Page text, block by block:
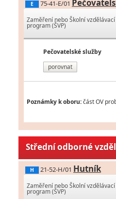
E 75-41-E/01
Zaměření nebo Školní vzdělávací
program (ŠVP)
Pečovatelské služby
porovnat
Poznámky k oboru:část OV
Střední odborné
H 21-52-H/01 Hutník
Zaměření nebo Školní vzdělávací
program (ŠVP)